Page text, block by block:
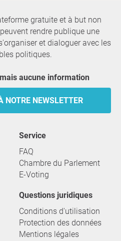
gratuite et à but non
rendre publique une
et dialoguer avec les
politiques.
aucune information
NOTRE NEWSLETTER
service
FAQ
Chambre du Parlement
E-Voting
Questions juridiques
Conditions d'utilisation
Protection des données
Mentions légales